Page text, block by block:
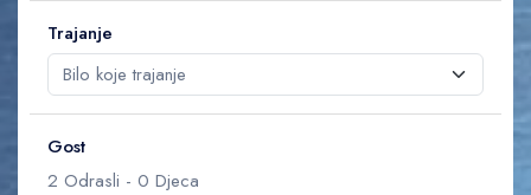
Trajanje
Gost
2 Odrasli - 0 Djeca